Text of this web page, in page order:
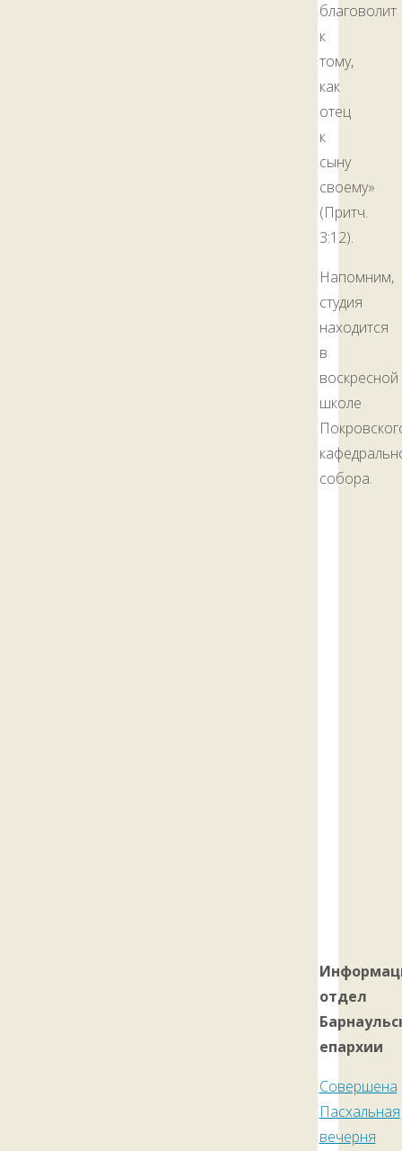
благоволит
к
тому,
как
отец
к
сыну
своему»
(Притч.
3:12).
Напомним,
студия
находится
в
воскресной
школе
собора.
отдел
епархии
Совершена
Пасхальная
вечерня